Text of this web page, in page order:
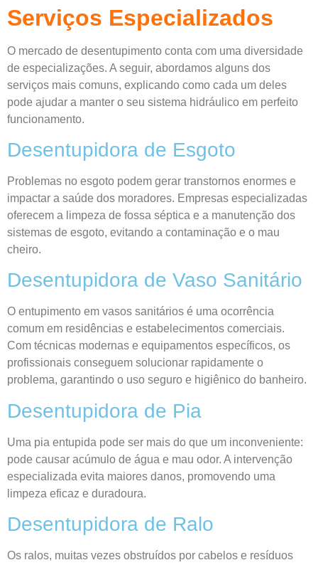
Serviços Especializados
O mercado de desentupimento conta com uma diversidade
de especializações. A seguir, abordamos alguns dos
serviços mais comuns, explicando como cada um deles
pode ajudar a manter o seu sistema hidráulico em perfeito
funcionamento.
Desentupidora de Esgoto
Problemas no esgoto podem gerar transtornos enormes e
impactar a saúde dos moradores. Empresas especializadas
oferecem a limpeza de fossa séptica e a manutenção dos
sistemas de esgoto, evitando a contaminação e o mau
cheiro.
Desentupidora de Vaso Sanitário
O entupimento em vasos sanitários é uma ocorrência
comum em residências e estabelecimentos comerciais.
Com técnicas modernas e equipamentos específicos, os
profissionais conseguem solucionar rapidamente o
problema, garantindo o uso seguro e higiênico do banheiro.
Desentupidora de Pia
Uma pia entupida pode ser mais do que um inconveniente:
pode causar acúmulo de água e mau odor. A intervenção
especializada evita maiores danos, promovendo uma
limpeza eficaz e duradoura.
Desentupidora de Ralo
Os ralos, muitas vezes obstruídos por cabelos e resíduos